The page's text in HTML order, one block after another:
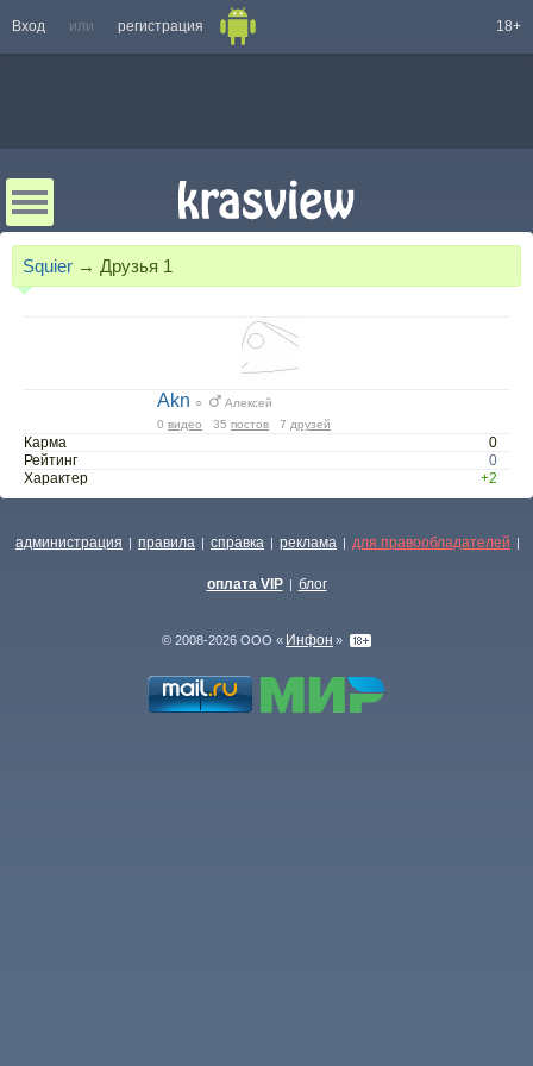
Вход или регистрация 18+
Squier → Друзья 1
Akn ○
Алексей
0 видео 35 постов 7 друзей
Карма
0
Рейтинг
0
Характер
+2
администрация | правила | справка | реклама | для правообладателей |
оплата VIP | блог
© 2008-2026 ООО « Инфон »